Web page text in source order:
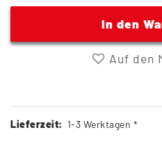
In den
Auf den
Lieferzeit: 1-3 Werktagen *